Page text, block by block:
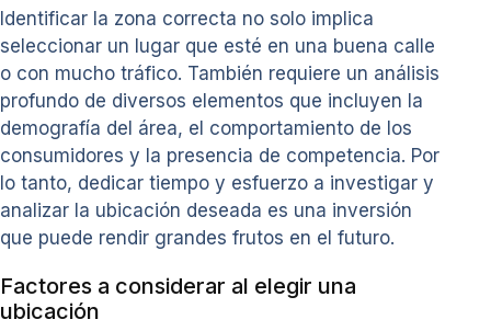
Identificar la zona correcta no solo implica
seleccionar un lugar que esté en una buena calle
o con mucho tráfico. También requiere un análisis
profundo de diversos elementos que incluyen la
demografía del área, el comportamiento de los
consumidores y la presencia de competencia. Por
lo tanto, dedicar tiempo y esfuerzo a investigar y
analizar la ubicación deseada es una inversión
que puede rendir grandes frutos en el futuro.
Factores a considerar al elegir una
ubicación